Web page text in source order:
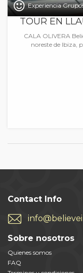
Experiencia
TOUR EN
CALA OLIVERA
noreste de Ibiza,
Contact Info
Sobre nosotros
Quienes somos
FAQ